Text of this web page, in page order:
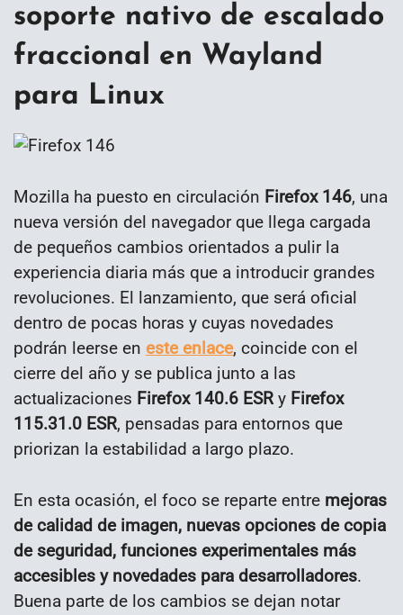
soporte nativo de escalado
fraccional en Wayland
para Linux
Mozilla ha puesto en circulación Firefox 146, una
nueva versión del navegador que llega cargada
de pequeños cambios orientados a pulir la
experiencia diaria más que a introducir grandes
revoluciones. El lanzamiento, que será oficial
dentro de pocas horas y cuyas novedades
podrán leerse en este enlace, coincide con el
cierre del año y se publica junto a las
actualizaciones Firefox 140.6 ESR y Firefox
115.31.0 ESR, pensadas para entornos que
priorizan la estabilidad a largo plazo.
En esta ocasión, el foco se reparte entre mejoras
de calidad de imagen, nuevas opciones de copia
de seguridad, funciones experimentales más
accesibles y novedades para desarrolladores.
Buena parte de los cambios se dejan notar